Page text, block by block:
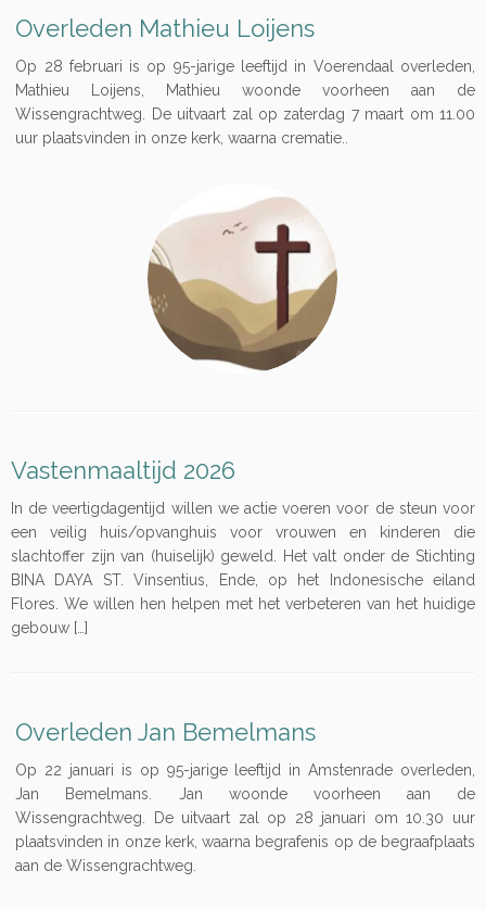
Overleden Mathieu Loijens
Op 28 februari is op 95-jarige leeftijd in Voerendaal overleden,
Mathieu Loijens, Mathieu woonde voorheen aan de
Wissengrachtweg. De uitvaart zal op zaterdag 7 maart om 11.00
uur plaatsvinden in onze kerk, waarna crematie..
Vastenmaaltijd 2026
In de veertigdagentijd willen we actie voeren voor de steun voor
een veilig huis/opvanghuis voor vrouwen en kinderen die
slachtoffer zijn van (huiselijk) geweld. Het valt onder de Stichting
BINA DAYA ST. Vinsentius, Ende, op het Indonesische eiland
Flores. We willen hen helpen met het verbeteren van het huidige
gebouw […]
Overleden Jan Bemelmans
Op 22 januari is op 95-jarige leeftijd in Amstenrade overleden,
Jan Bemelmans. Jan woonde voorheen aan de
Wissengrachtweg. De uitvaart zal op 28 januari om 10.30 uur
plaatsvinden in onze kerk, waarna begrafenis op de begraafplaats
aan de Wissengrachtweg.